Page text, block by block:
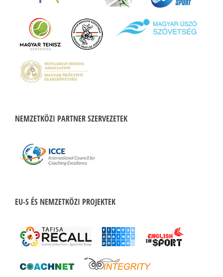
NEMZETKÖZI PARTNER SZERVEZETEK
EU-S ÉS NEMZETKÖZI PROJEKTEK